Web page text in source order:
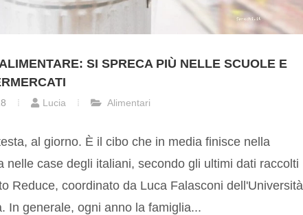
SI SPRECA PIÙ NELLE SCUOLE E
Lucia Alimentari
al giorno. È il cibo che in media finisce nella
nelle case degli italiani, secondo gli ultimi dati raccolti
Reduce, coordinato da Luca Falasconi dell'Università
In generale, ogni anno la famiglia...